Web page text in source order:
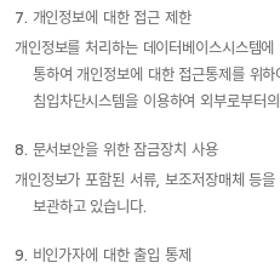
7. 개인정보에 대한 접근 제한
개인정보를 처리하는 데이터베이스시스템
통하여 개인정보에 대한 접근통제를 위
침입차단시스템을 이용하여 외부로부터
8. 문서보안을 위한 잠금장치 사용
개인정보가 포함된 서류, 보조저장매체 등
보관하고 있습니다.
9. 비인가자에 대한 출입 통제